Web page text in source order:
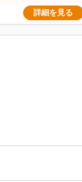
詳細を見る